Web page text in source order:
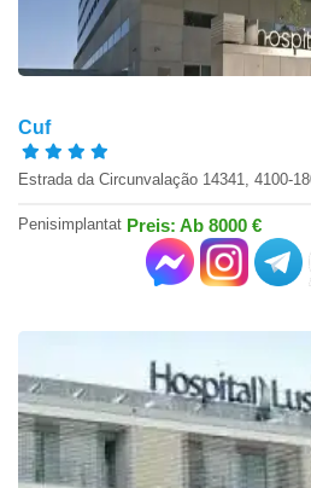
Cuf
Estrada da Circunvalação 14341, 4100-
Penisimplantat Preis: Ab 8000 €